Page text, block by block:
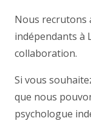
Nous recrutons
indépendants à
collaboration.
Si vous
que nous
psychologue